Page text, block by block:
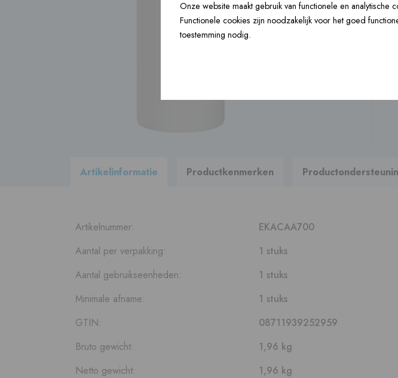
CLV-renovatie ›
Artikelinformatie Productkenmerken
Artikelnummer:
EKACAA700
Aantal per verpakking:
1 stuks
Aantal gebruikseenheden:
1 stuks
Minimale afname:
1 stuks
GTIN:
08711939252959
Bruto gewicht:
1,96 kg
Netto gewicht:
1,96 kg
Onze website maakt gebruik van functionele en
Functionele cookies zijn noodzakelijk voor het goed
toestemming nodig.